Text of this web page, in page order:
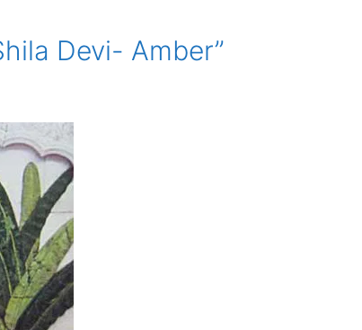
Devi- Amber”